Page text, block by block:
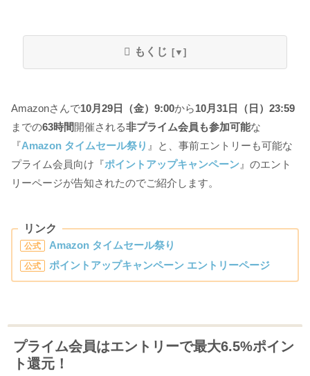
もくじ
Amazonさんで10月29日（金）9:00から10月31日（日）23:59
までの63時間開催される非プライム会員も参加可能な
『Amazon タイムセール祭り 』と、事前エントリーも可能な
プライム会員向け『ポイントアップキャンペーン 』のエント
リーページが告知されたのでご紹介します。
リンク
公式 Amazon タイムセール祭り
公式 ポイントアップキャンペーン エントリーページ
プライム会員はエントリーで最大6.5%ポイン
ト還元！